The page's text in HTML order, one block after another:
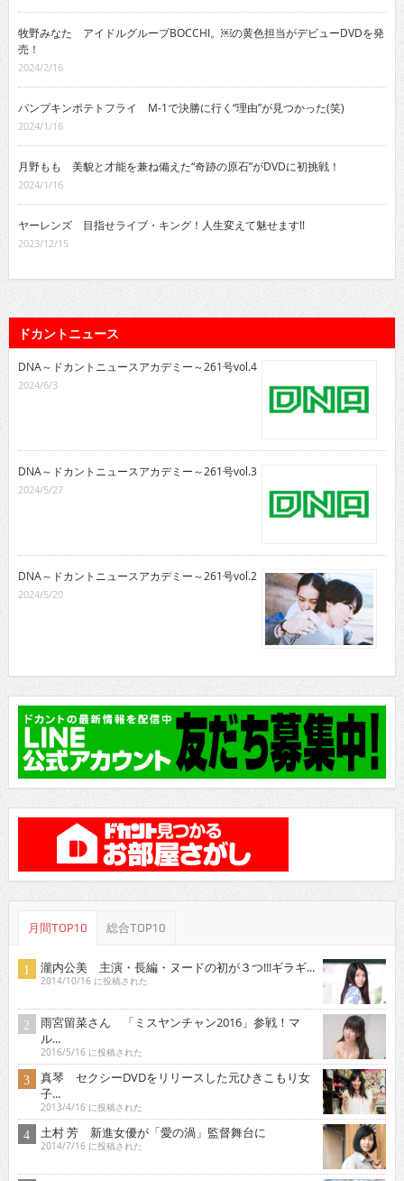
牧野みなた アイドルグループBOCCHI。￼の黄色担当がデビューDVDを発
売！
2024/2/16
パンプキンポテトフライ M-1で決勝に行く“理由”が見つかった(笑)
2024/1/16
月野もも 美貌と才能を兼ね備えた“奇跡の原石”がDVDに初挑戦！
2024/1/16
ヤーレンズ 目指せライブ・キング！人生変えて魅せます!!
2023/12/15
ドカントニュース
DNA～ドカントニュースアカデミー～261号vol.4
2024/6/3
DNA～ドカントニュースアカデミー～261号vol.3
2024/5/27
DNA～ドカントニュースアカデミー～261号vol.2
2024/5/20
月間TOP10 総合TOP10
瀧内公美 主演・長編・ヌードの初が３つ!!!ギラギ...
2014/10/16 に投稿された
雨宮留菜さん 「ミスヤンチャン2016」参戦！マ
ル...
2016/5/16 に投稿された
真琴 セクシーDVDをリリースした元ひきこもり女
子...
2013/4/16 に投稿された
土村 芳 新進女優が「愛の渦」監督舞台に
2014/7/16 に投稿された